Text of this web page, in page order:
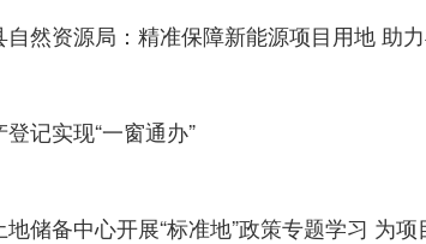
自然资源局：精准保障新能源项目用地 助
记实现“一窗通办”
地储备中心开展“标准地”政策专题学习 为